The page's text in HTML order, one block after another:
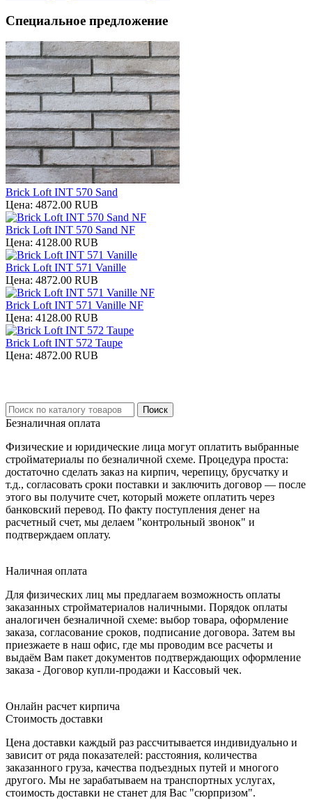
Специальное предложение
Brick Loft INT 570 Sand
Цена: 4872.00 RUB
Brick Loft INT 570 Sand NF
Цена: 4128.00 RUB
Brick Loft INT 571 Vanille
Цена: 4872.00 RUB
Brick Loft INT 571 Vanille NF
Цена: 4128.00 RUB
Brick Loft INT 572 Taupe
Цена: 4872.00 RUB
Безналичная оплата
Физические и юридические лица могут оплатить выбранные
стройматериалы по безналичной схеме. Процедура проста:
достаточно сделать заказ на кирпич, черепицу, брусчатку и
т.д., согласовать сроки поставки и заключить договор — после
этого вы получите счет, который можете оплатить через
банковский перевод. По факту поступления денег на
расчетный счет, мы делаем "контрольный звонок" и
подтверждаем оплату.
Наличная оплата
Для физических лиц мы предлагаем возможность оплаты
заказанных стройматериалов наличными. Порядок оплаты
аналогичен безналичной схеме: выбор товара, оформление
заказа, согласование сроков, подписание договора. Затем вы
приезжаете в наш офис, где мы проводим все расчеты и
выдаём Вам пакет документов подтверждающих оформление
заказа - Договор купли-продажи и Кассовый чек.
Онлайн расчет кирпича
Стоимость доставки
Цена доставки каждый раз рассчитывается индивидуально и
зависит от ряда показателей: расстояния, количества
заказанного груза, качества подъездных путей и многого
другого. Мы не зарабатываем на транспортных услугах,
стоимость доставки не станет для Вас "сюрпризом".